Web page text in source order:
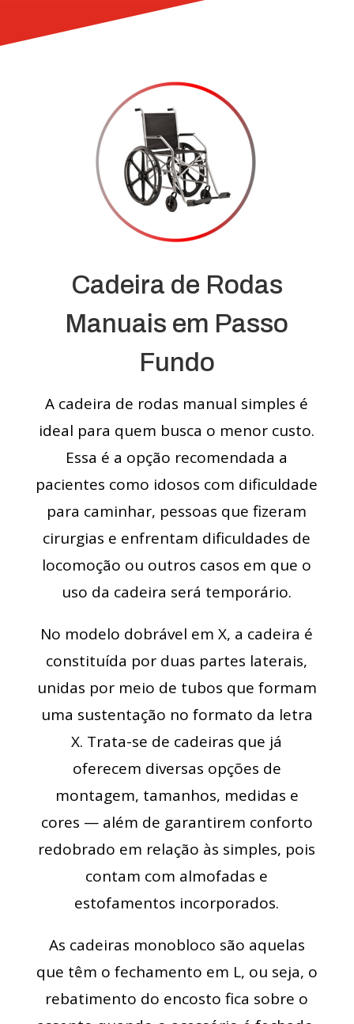
Cadeira de Rodas
Manuais em Passo
Fundo
A cadeira de rodas manual simples é
ideal para quem busca o menor custo.
Essa é a opção recomendada a
pacientes como idosos com dificuldade
para caminhar, pessoas que fizeram
cirurgias e enfrentam dificuldades de
locomoção ou outros casos em que o
uso da cadeira será temporário.
No modelo dobrável em X, a cadeira é
constituída por duas partes laterais,
unidas por meio de tubos que formam
uma sustentação no formato da letra
X. Trata-se de cadeiras que já
oferecem diversas opções de
montagem, tamanhos, medidas e
cores — além de garantirem conforto
redobrado em relação às simples, pois
contam com almofadas e
estofamentos incorporados.
As cadeiras monobloco são aquelas
que têm o fechamento em L, ou seja, o
rebatimento do encosto fica sobre o